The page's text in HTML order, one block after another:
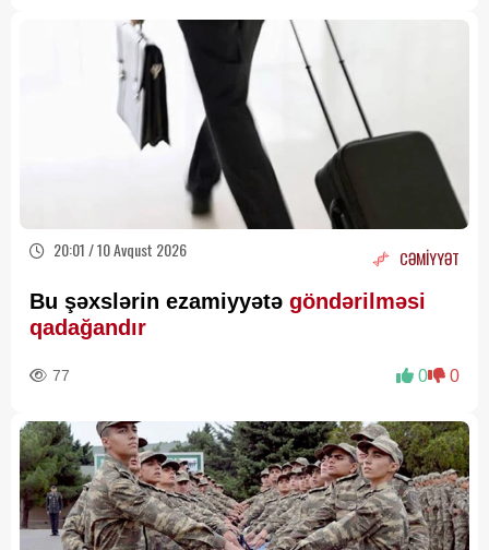
20:01 / 10 Avqust 2026 CƏMİYYƏT
Bu şəxslərin ezamiyyətə göndərilməsi
qadağandır
77 0 0